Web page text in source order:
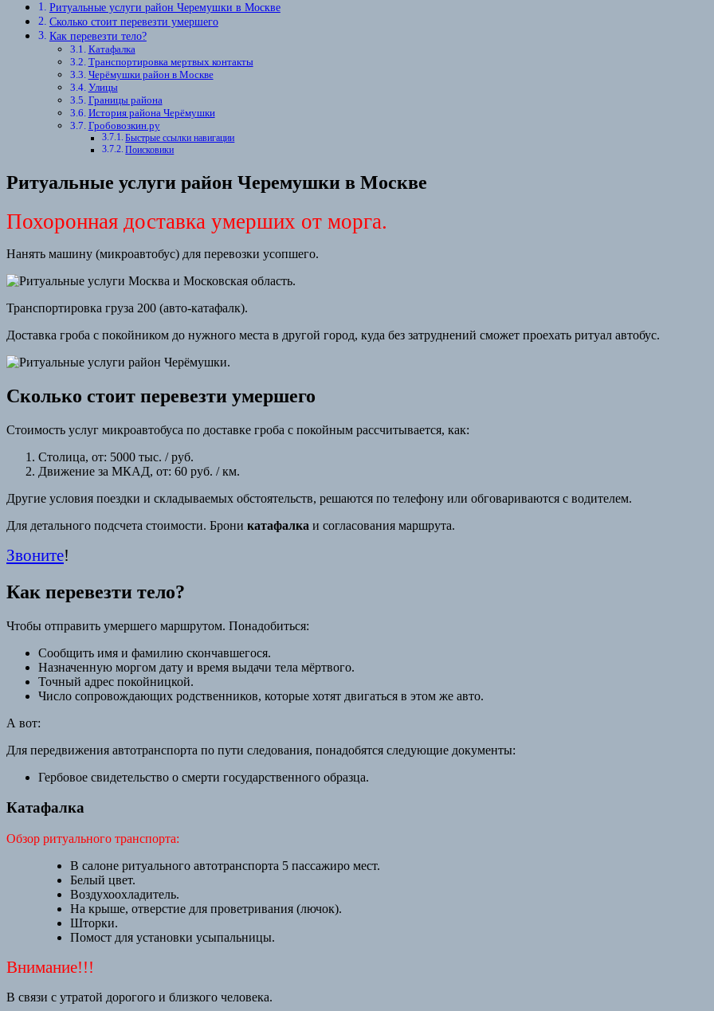
Ритуальные услуги район Черемушки в Москве
Сколько стоит перевезти умершего
Как перевезти тело?
Катафалка
Транспортировка мертвых контакты
Черёмушки район в Москве
Улицы
Границы района
История района Черёмушки
Гробовозкин.ру
Быстрые ссылки навигации
Поисковики
Ритуальные услуги район Черемушки в Москве
Похоронная доставка умерших от морга.
Нанять машину (микроавтобус) для перевозки усопшего.
Транспортировка груза 200 (авто-катафалк).
Доставка гроба с покойником до нужного места в другой город, куда без затруднений сможет проехать ритуал автобус.
Сколько стоит перевезти умершего
Стоимость услуг микроавтобуса по доставке гроба с покойным рассчитывается, как:
Столица, от: 5000 тыс. / руб.
Движение за МКАД, от: 60 руб. / км.
Другие условия поездки и складываемых обстоятельств, решаются по телефону или обговариваются с водителем.
Для детального подсчета стоимости. Брони катафалка и согласования маршрута.
Звоните!
Как перевезти тело?
Чтобы отправить умершего маршрутом. Понадобиться:
Сообщить имя и фамилию скончавшегося.
Назначенную моргом дату и время выдачи тела мёртвого.
Точный адрес покойницкой.
Число сопровождающих родственников, которые хотят двигаться в этом же авто.
А вот:
Для передвижения автотранспорта по пути следования, понадобятся следующие документы:
Гербовое свидетельство о смерти государственного образца.
Катафалка
Обзор ритуального транспорта:
В салоне ритуального автотранспорта 5 пассажиро мест.
Белый цвет.
Воздухоохладитель.
На крыше, отверстие для проветривания (лючок).
Шторки.
Помост для установки усыпальницы.
Внимание!!!
В связи с утратой дорогого и близкого человека.